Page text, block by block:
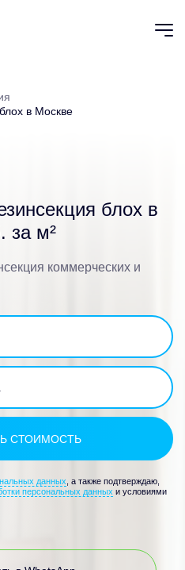
в Москве
блох в
за м²
коммерческих и
данных , а также подтверждаю,
персональных данных и условиями